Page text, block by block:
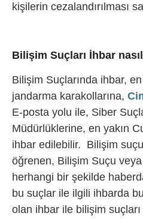
kişilerin cezalandırılması
Bilişim Suçları İhbar nasıl
Bilişim Suçlarında ihbar,
jandarma karakollarına,
E-posta yolu ile, Siber
Müdürlüklerine, en yakın
ihbar edilebilir. Bilişim
öğrenen, Bilişim Suçu
herhangi bir şekilde
bu suçlar ile ilgili ihbarda
olan ihbar ile bilişim